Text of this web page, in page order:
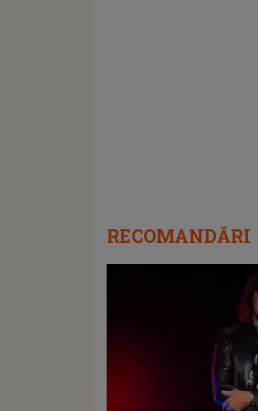
RECOMANDĂRI